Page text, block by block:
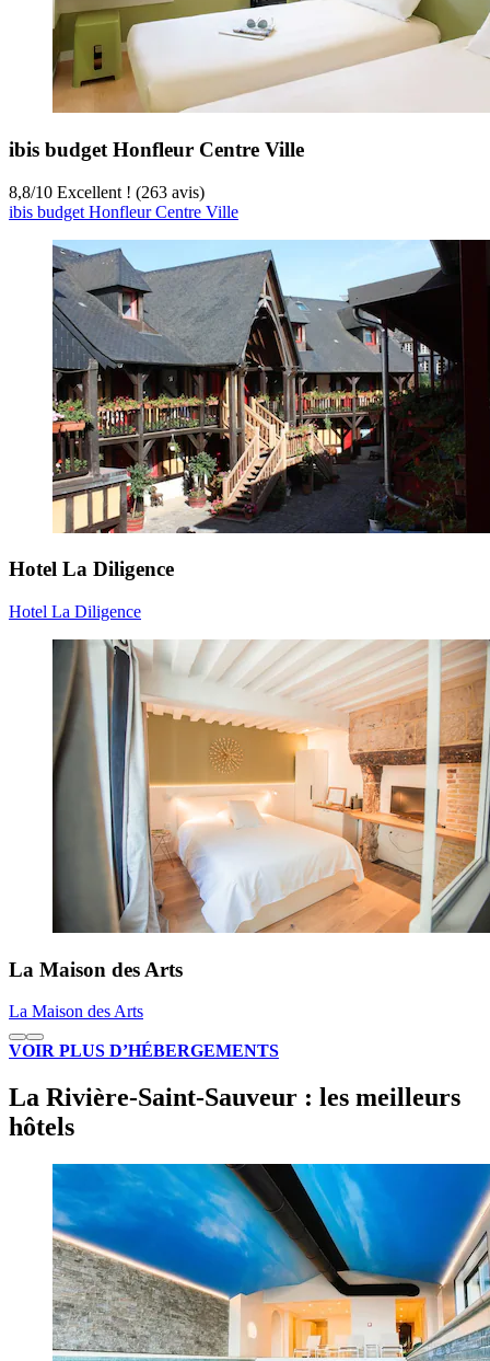
ibis budget Honfleur Centre Ville
8,8/10 Excellent ! (263 avis)
ibis budget Honfleur Centre Ville
Hotel La Diligence
Hotel La Diligence
La Maison des Arts
La Maison des Arts
VOIR PLUS D’HÉBERGEMENTS
La Rivière-Saint-Sauveur : les meilleurs
hôtels